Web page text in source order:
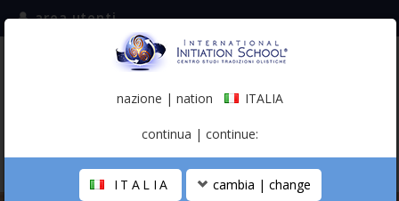
iscriviti alla mailing list
(italiano)
area utenti
nazione | nation ITALIA
continua | continue:
ITALIA cambia | change